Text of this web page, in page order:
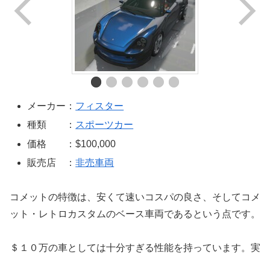
メーカー： フィスター
種類 ： スポーツカー
価格 ：$100,000
販売店 ：非売車両
コメットの特徴は、安くて速いコスパの良さ、そしてコメ
ット・レトロカスタムのベース車両であるという点です。
＄１０万の車としては十分すぎる性能を持っています。実